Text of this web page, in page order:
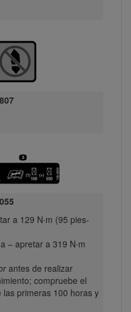
a 129 N∙m (95 pies-
– apretar a 319 N∙m
antes de realizar
compruebe el
primeras 100 horas y